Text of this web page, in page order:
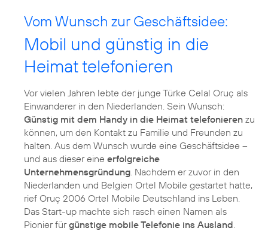
Vom Wunsch zur Geschäftsidee:
Mobil und günstig in die
Heimat telefonieren
Vor vielen Jahren lebte der junge Türke Celal Oruç als
Einwanderer in den Niederlanden. Sein Wunsch:
Günstig mit dem Handy in die Heimat telefonieren zu
können, um den Kontakt zu Familie und Freunden zu
halten. Aus dem Wunsch wurde eine Geschäftsidee –
und aus dieser eine erfolgreiche
Unternehmensgründung . Nachdem er zuvor in den
Niederlanden und Belgien Ortel Mobile gestartet hatte,
rief Oruç 2006 Ortel Mobile Deutschland ins Leben.
Das Start-up machte sich rasch einen Namen als
Pionier fürgünstige mobile Telefonie ins Ausland